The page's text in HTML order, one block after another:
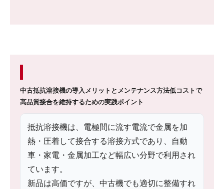
中古抵抗溶接機の導入メリットとメンテナンス方法低コストで
高品質接合を維持するための実践ポイント
抵抗溶接機は、電極間に流す電流で金属を加
熱・圧着して接合する溶接方式であり、自動
車・家電・金属加工など幅広い分野で利用され
ています。
新品は高価ですが、中古機でも適切に整備すれ